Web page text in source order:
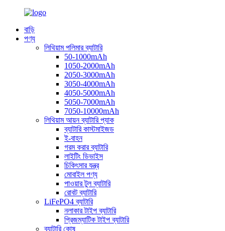
বাড়ি
পণ্য
লিথিয়াম পলিমার ব্যাটারি
50-1000mAh
1050-2000mAh
2050-3000mAh
3050-4000mAh
4050-5000mAh
5050-7000mAh
7050-10000mAh
লিথিয়াম আয়ন ব্যাটারি প্যাক
ব্যাটারি কাস্টমাইজড
ই-বাহন
গরম করার ব্যাটারি
লাইটিং ডিভাইস
চিকিৎসার যন্ত্র
মোবাইল পণ্য
পাওয়ার টুল ব্যাটারি
রোবট ব্যাটারি
LiFePO4 ব্যাটারি
নলাকার টাইপ ব্যাটারি
প্রিজম্যাটিক টাইপ ব্যাটারি
ব্যাটারি কোষ